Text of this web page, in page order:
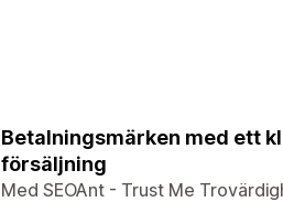
Betalningsmärken med ett
försäljning
Med SEOAnt - Trust Me